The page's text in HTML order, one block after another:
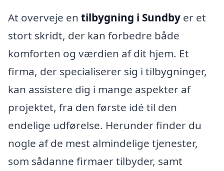
At overveje en tilbygning i Sundby er et
stort skridt, der kan forbedre både
komforten og værdien af dit hjem. Et
firma, der specialiserer sig i tilbygninger,
kan assistere dig i mange aspekter af
projektet, fra den første idé til den
endelige udførelse. Herunder finder du
nogle af de mest almindelige tjenester,
som sådanne firmaer tilbyder, samt